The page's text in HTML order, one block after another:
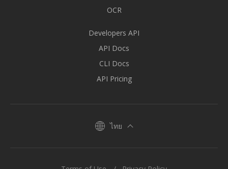
OCR
Developers API
API Docs
CLI Docs
API Pricing
ไทย